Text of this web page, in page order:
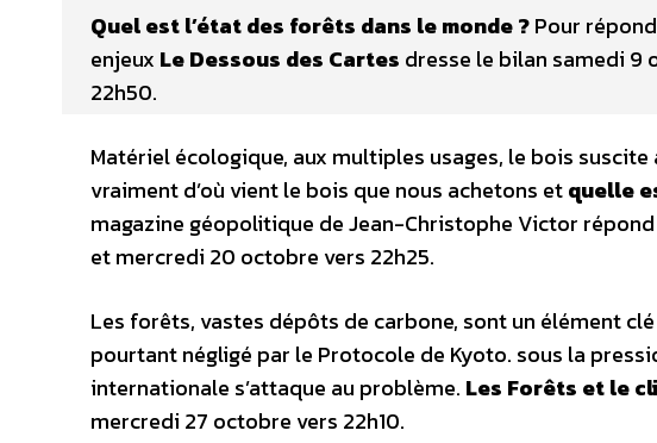
Quel est l’état des forêts dans le monde ?Pour
enjeux Le Dessous des Cartes dresse le bilan samedi 9
22h50.
Matériel écologique, aux multiples usages, le bois suscite
vraiment d’où vient le bois que nous achetons etquelle
magazine géopolitique de Jean-Christophe Victor
et mercredi 20 octobre vers 22h25.
Les forêts, vastes dépôts de carbone, sont un élément
pourtant négligé par le Protocole de Kyoto. sous la
internationale s’attaque au problème. Les Forêts et le
mercredi 27 octobre vers 22h10.